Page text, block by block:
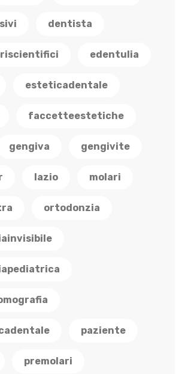
dentista
edentulia
esteticadentale
faccetteestetiche
gengiva gengivite
lazio molari
ortodonzia
paziente
premolari